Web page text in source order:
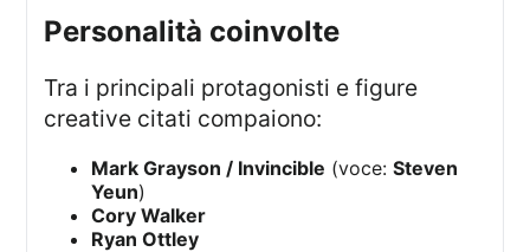
personalità coinvolte
Tra i principali protagonisti e figure
creative citati compaiono:
Mark Grayson / Invincible (voce:Steven
Yeun)
Cory Walker
Ryan Ottley